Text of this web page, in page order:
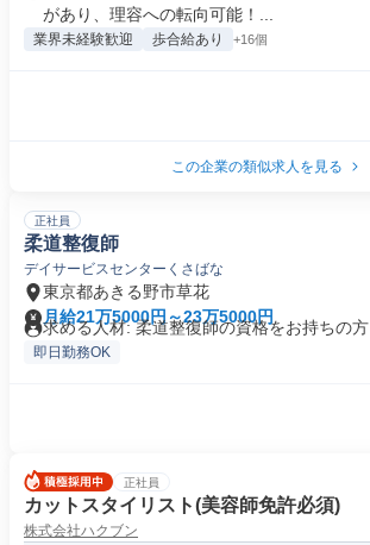
があり、理容への転向可能！...
業界未経験歓迎 歩合給あり +16個
この企業の類似求人を見る
正社員
柔道整復師
デイサービスセンターくさばな
東京都あきる野市草花
月給21万5000円～23万5000円
求める人材: 柔道整復師の資格をお持ちの方
即日勤務OK
正社員
カットスタイリスト(美容師免許必須)
株式会社ハクブン